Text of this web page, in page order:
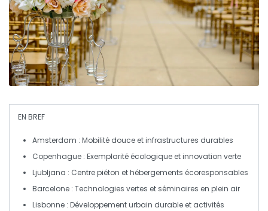
EN BREF
Amsterdam : Mobilité douce et infrastructures durables
Copenhague : Exemplarité écologique et innovation verte
Ljubljana : Centre piéton et hébergements écoresponsables
Barcelone : Technologies vertes et séminaires en plein air
Lisbonne : Développement urbain durable et activités